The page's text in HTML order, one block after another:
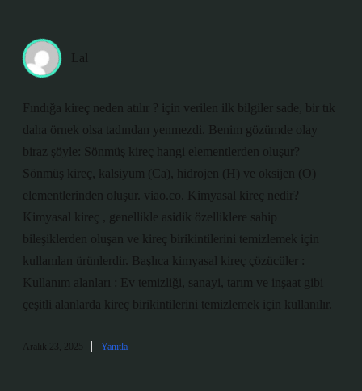
Lal
Fındığa kireç neden atılır ? için verilen ilk bilgiler sade, bir tık
daha örnek olsa tadından yenmezdi. Benim gözümde olay
biraz şöyle: Sönmüş kireç hangi elementlerden oluşur?
Sönmüş kireç, kalsiyum (Ca), hidrojen (H) ve oksijen (O)
elementlerinden oluşur. viao.co. Kimyasal kireç nedir?
Kimyasal kireç , genellikle asidik özelliklere sahip
bileşiklerden oluşan ve kireç birikintilerini temizlemek için
kullanılan ürünlerdir. Başlıca kimyasal kireç çözücüler :
Kullanım alanları : Ev temizliği, sanayi, tarım ve inşaat gibi
çeşitli alanlarda kireç birikintilerini temizlemek için kullanılır.
Aralık 23, 2025 Yanıtla